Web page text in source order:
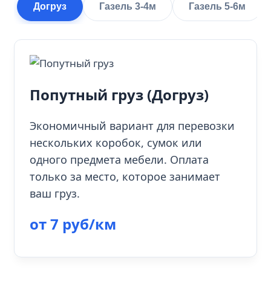
Догруз Газель 3-4м Газель 5-6м
Попутный груз (Догруз)
Экономичный вариант для перевозки
нескольких коробок, сумок или
одного предмета мебели. Оплата
только за место, которое занимает
ваш груз.
от 7 руб/км